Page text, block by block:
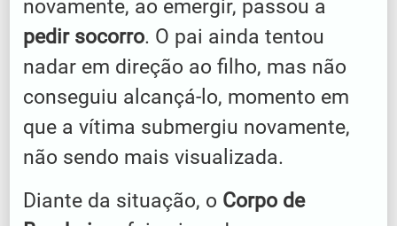
novamente, ao emergir, passou a
pedir socorro. O pai ainda tentou
nadar em direção ao filho, mas não
conseguiu alcançá-lo, momento em
que a vítima submergiu novamente,
não sendo mais visualizada.
Diante da situação, o Corpo de